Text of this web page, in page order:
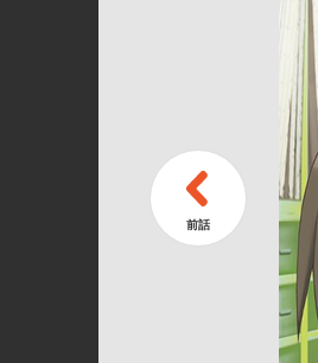
#11
キャスト ／ スタッフ